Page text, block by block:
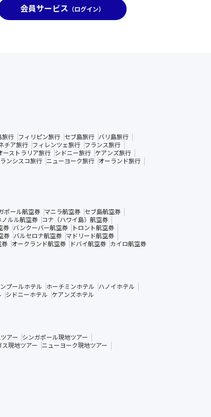
会員サービス （ログイン）
旅行 フィリピン旅行 セブ島旅行
バリ島旅行
チア旅行 フィレンツェ旅行
フランス旅行
ーストラリア旅行 シドニー旅行
ケアンズ旅行
ンシスコ旅行 ニューヨーク旅行
オーランド旅行
ポール航空券 マニラ航空券
セブ島航空券
ノルル航空券
コナ（ハワイ島）航空券
券 バンクーバー航空券
トロント航空券
券 バルセロナ航空券
マドリード航空券
券 オークランド航空券 ドバイ航空券 カイロ航空券
プールホテル ホーチミンホテル
ハノイホテル
シドニーホテル ケアンズホテル
アー
シンガポール現地ツアー
ス現地ツアー
ニューヨーク現地ツアー